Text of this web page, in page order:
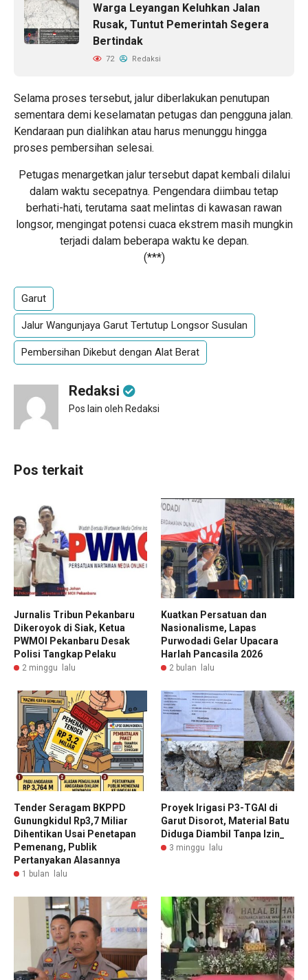
Warga Leyangan Keluhkan Jalan
Rusak, Tuntut Pemerintah Segera
Bertindak
72 Redaksi
Selama proses tersebut, jalur diberlakukan penutupan
sementara demi keselamatan petugas dan pengguna jalan.
Kendaraan pun dialihkan atau harus menunggu hingga
proses pembersihan selesai.
Petugas menargetkan jalur tersebut dapat kembali dilalui
dalam waktu secepatnya. Pengendara diimbau tetap
berhati-hati, terutama saat melintas di kawasan rawan
longsor, mengingat potensi cuaca ekstrem masih mungkin
terjadi dalam beberapa waktu ke depan.
(***)
Garut
Jalur Wangunjaya Garut Tertutup Longsor Susulan
Pembersihan Dikebut dengan Alat Berat
Redaksi
Pos lain oleh Redaksi
Pos terkait
Jurnalis Tribun Pekanbaru
Dikeroyok di Siak, Ketua
PWMOI Pekanbaru Desak
Polisi Tangkap Pelaku
2 minggu lalu
Kuatkan Persatuan dan
Nasionalisme, Lapas
Purwodadi Gelar Upacara
Harlah Pancasila 2026
2 bulan lalu
Tender Seragam BKPPD
Gunungkidul Rp3,7 Miliar
Dihentikan Usai Penetapan
Pemenang, Publik
Pertanyakan Alasannya
1 bulan lalu
Proyek Irigasi P3-TGAI di
Garut Disorot, Material Batu
Diduga Diambil Tanpa Izin_
3 minggu lalu